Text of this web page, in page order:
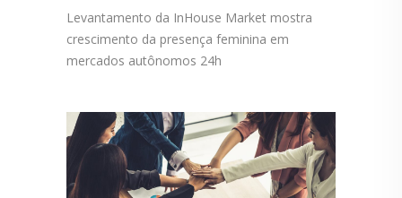
Levantamento da InHouse Market mostra
crescimento da presença feminina em
mercados autônomos 24h